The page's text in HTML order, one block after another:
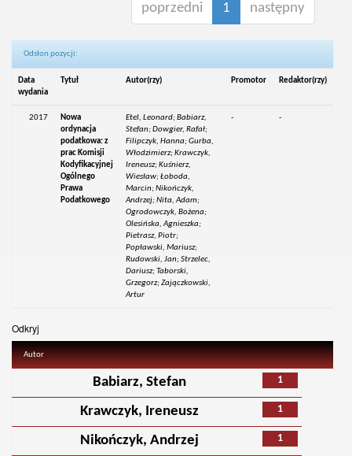
poprzedni 1 następny
Odsłon pozycji:
Data
wydania
Tytuł Autor(rzy) Promotor Redaktor(rzy)
2017
Nowa
ordynacja
podatkowa: z
prac Komisji
Kodyfikacyjnej
Ogólnego
Prawa
Podatkowego
Etel, Leonard; Babiarz,
Stefan; Dowgier, Rafał;
Filipczyk, Hanna; Gurba,
Włodzimierz; Krawczyk,
Ireneusz; Kuśnierz,
Wiesław; Łoboda,
Marcin; Nikończyk,
Andrzej; Nita, Adam;
Ogrodowczyk, Bożena;
Olesińska, Agnieszka;
Pietrasz, Piotr;
Popławski, Mariusz;
Rudowski, Jan; Strzelec,
Dariusz; Taborski,
Grzegorz; Zajączkowski,
Artur
- -
Odkryj
Autor
1
Babiarz, Stefan
1
Krawczyk, Ireneusz
1
Nikończyk, Andrzej